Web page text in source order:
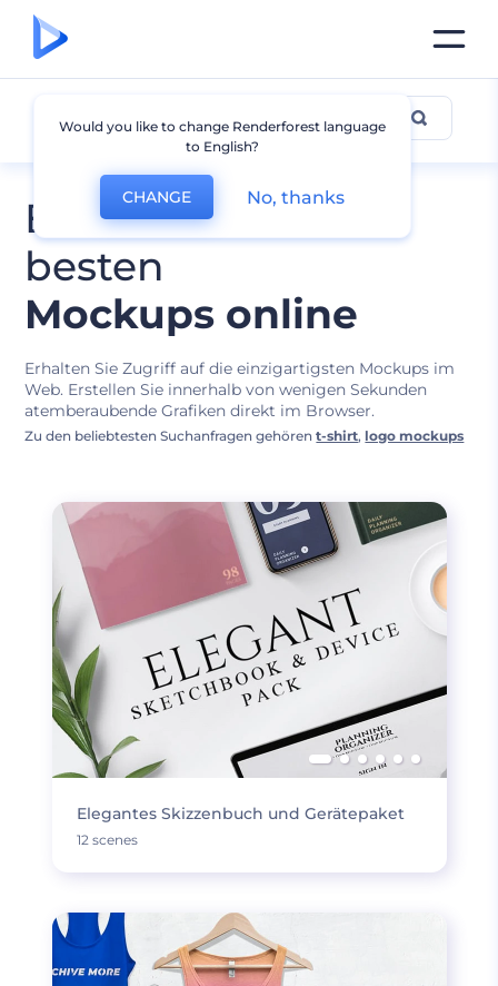
Bearbeiten Sie die
besten
Mockups online
Erhalten Sie Zugriff auf die einzigartigsten Mockups im
Web. Erstellen Sie innerhalb von wenigen Sekunden
atemberaubende Grafiken direkt im Browser.
Mockup-Entwürfe
Zu den beliebtesten Suchanfragen gehörent-shirt, logo mockups
Elegantes Skizzenbuch und Gerätepaket
12 scenes
Would you like to change Renderforest language
to English?
CHANGE No, thanks